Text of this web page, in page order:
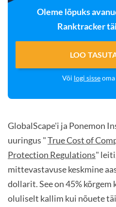
Oleme lõpuks
Ranktracker
LOO
Või logi sisse
GlobalScape'i ja Ponemon
uuringus "True Cost of
Protection Regulations"
mittevastavuse keskmine
dollarit. See on 45% kõrgem
oluliselt kallim kui nõuete